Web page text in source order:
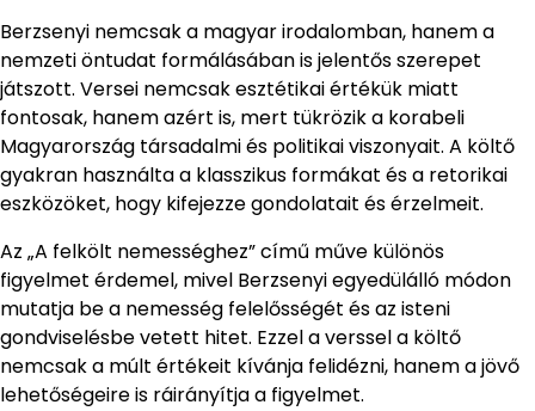
Berzsenyi nemcsak a magyar irodalomban, hanem a
nemzeti öntudat formálásában is jelentős szerepet
játszott. Versei nemcsak esztétikai értékük miatt
fontosak, hanem azért is, mert tükrözik a korabeli
Magyarország társadalmi és politikai viszonyait. A költő
gyakran használta a klasszikus formákat és a retorikai
eszközöket, hogy kifejezze gondolatait és érzelmeit.
Az „A felkölt nemességhez” című műve különös
figyelmet érdemel, mivel Berzsenyi egyedülálló módon
mutatja be a nemesség felelősségét és az isteni
gondviselésbe vetett hitet. Ezzel a verssel a költő
nemcsak a múlt értékeit kívánja felidézni, hanem a jövő
lehetőségeire is ráirányítja a figyelmet.